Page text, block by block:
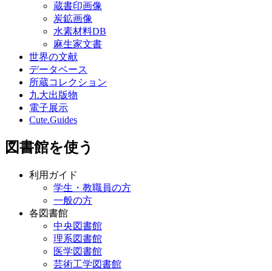
蔵書印画像
炭鉱画像
水素材料DB
麻生家文書
世界の文献
データベース
所蔵コレクション
九大出版物
電子展示
Cute.Guides
図書館を使う
利用ガイド
学生・教職員の方
一般の方
各図書館
中央図書館
理系図書館
医学図書館
芸術工学図書館